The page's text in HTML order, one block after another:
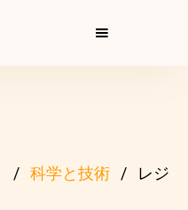
科学と技術
レジ